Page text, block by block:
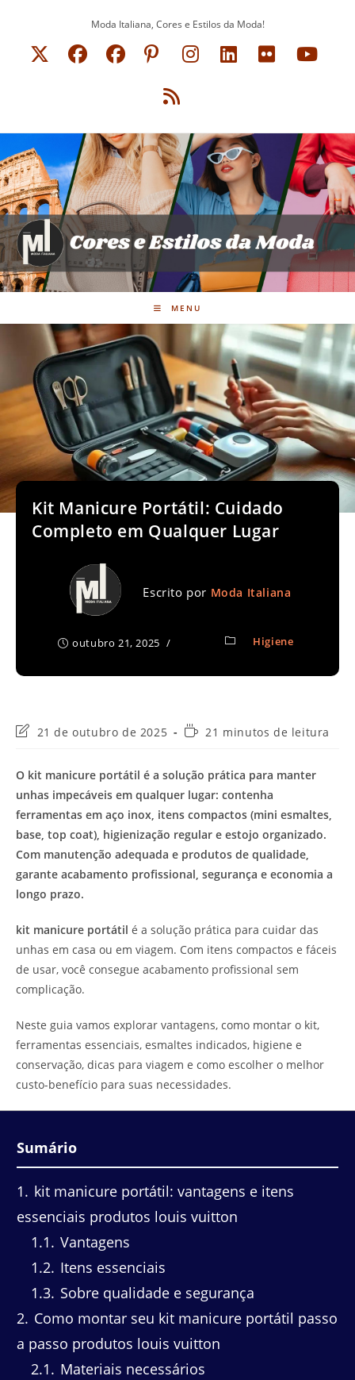
Moda Italiana, Cores e Estilos da Moda!
MENU
Kit Manicure Portátil: Cuidado
Completo em Qualquer Lugar
Escrito por Moda Italiana
outubro 21, 2025 Higiene
Última
post:
21 de outubro de 2025
Tempo21 minutos de leitura
O kit manicure portátil é a solução prática para manter
unhas impecáveis em qualquer lugar: contenha
ferramentas em aço inox, itens compactos (mini esmaltes,
base, top coat), higienização regular e estojo organizado.
Com manutenção adequada e produtos de qualidade,
garante acabamento profissional, segurança e economia a
longo prazo.
kit manicure portátil é a solução prática para cuidar das
unhas em casa ou em viagem. Com itens compactos e fáceis
de usar, você consegue acabamento profissional sem
complicação.
Neste guia vamos explorar vantagens, como montar o kit,
ferramentas essenciais, esmaltes indicados, higiene e
conservação, dicas para viagem e como escolher o melhor
custo-benefício para suas necessidades.
Sumário
1
kit manicure portátil: vantagens e itens
essenciais produtos louis vuitton
1.1
Vantagens
1.2 Itens essenciais
1.3 Sobre qualidade e segurança
2 Como montar seu kit manicure portátil passo
a passo produtos louis vuitton
2.1
Materiais necessários